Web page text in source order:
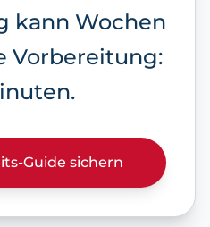
kann Wochen
Vorbereitung:
Guide sichern